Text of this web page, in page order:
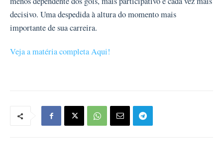
decisivo. Uma despedida à altura do momento mais
importante de sua carreira.
Veja a matéria completa Aqui!